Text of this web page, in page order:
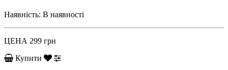
Наявність: В наявності
ЦЕНА 299 грн
Купити